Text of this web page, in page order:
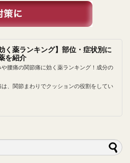
く薬ランキング】部位・症状別に
を紹介
や腰痛の関節痛に効く薬ランキング！成分の
は、関節まわりでクッションの役割をしてい